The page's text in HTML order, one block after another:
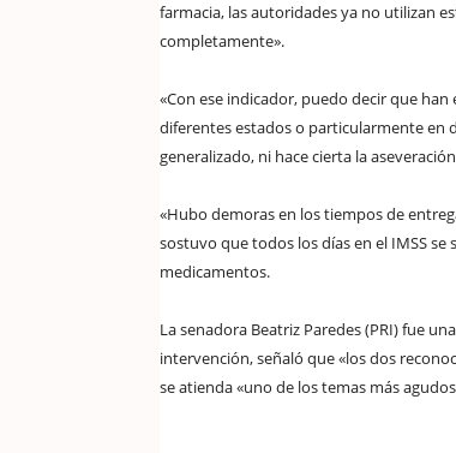
farmacia, las autoridades ya no utilizan
completamente».
«Con ese indicador, puedo decir que
diferentes estados o particularmente en
generalizado, ni hace cierta la
«Hubo demoras en los tiempos de
sostuvo que todos los días en el IMSS se
medicamentos.
La senadora Beatriz Paredes (PRI) fue
intervención, señaló que «los dos
se atienda «uno de los temas más